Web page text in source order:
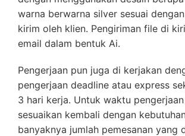
warna berwarna silver sesuai
kirim oleh klien. Pengiriman file di
email dalam bentuk Ai.
Pengerjaan pun juga di kerjakan
pengerjaan deadline atau express
3 hari kerja. Untuk waktu
sesuaikan kembali dengan
banyaknya jumlah pemesanan yang